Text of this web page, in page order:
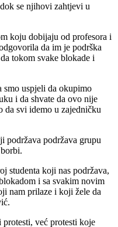
se njihovi zahtjevi u
koju dobijaju od profesora i
da im je podrška
tokom svake blokade i
smo uspjeli da okupimo
i da shvate da ovo nije
da svi idemo u zajedničku
podržava podržava grupu
studenta koji nas podržava,
i sa svakim novim
nam prilaze i koji žele da
protesti, već protesti koje